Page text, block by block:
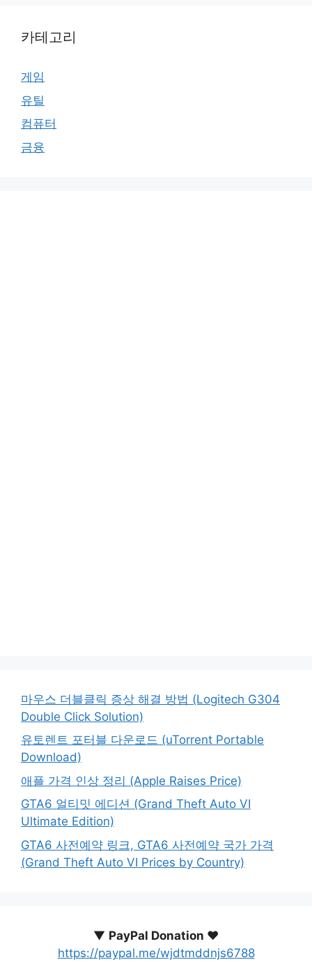
카테고리
게임
유틸
컴퓨터
금융
마우스 더블클릭 증상 해결 방법 (Logitech G304
Double Click Solution)
유토렌트 포터블 다운로드 (uTorrent Portable
Download)
애플 가격 인상 정리 (Apple Raises Price)
GTA6 얼티밋 에디션 (Grand Theft Auto VI
Ultimate Edition)
GTA6 사전예약 링크, GTA6 사전예약 국가 가격
(Grand Theft Auto VI Prices by Country)
▼ PayPal Donation ♥️
https://paypal.me/wjdtmddnjs6788